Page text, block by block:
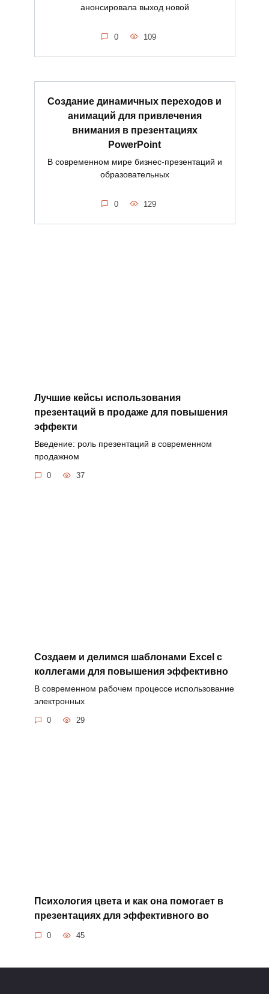
анонсировала выход новой
0 109
Создание динамичных переходов и
анимаций для привлечения
внимания в презентациях
PowerPoint
В современном мире бизнес-презентаций и
образовательных
0 129
Лучшие кейсы использования
презентаций в продаже для повышения
эффекти
Введение: роль презентаций в современном
продажном
0 37
Создаем и делимся шаблонами Excel с
коллегами для повышения эффективно
В современном рабочем процессе использование
электронных
0 29
Психология цвета и как она помогает в
презентациях для эффективного во
0 45